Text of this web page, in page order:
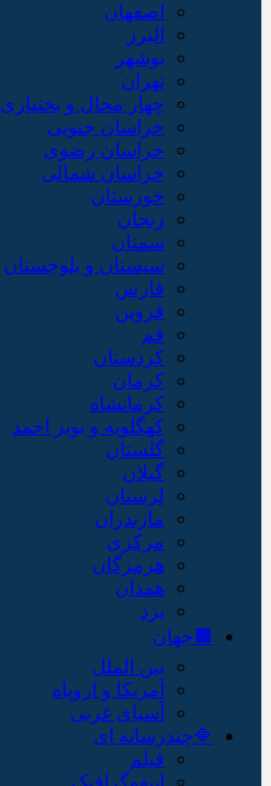
اصفهان
البرز
بوشهر
تهران
چهار محال و بختیاری
خراسان جنوبی
خراسان رضوی
خراسان شمالی
خوزستان
زنجان
سمنان
سیستان و بلوچستان
فارس
قزوین
قم
کردستان
کرمان
کرمانشاه
کهگلویه و بویر احمد
گلستان
گیلان
لرستان
مازندران
مرکزی
هرمزگان
همدان
یزد
🟫جهان
بین الملل
آمریکا و اروپاه
آسیای غربی
🔷چندرسانه ای
فیلم
اینفوگرافیک